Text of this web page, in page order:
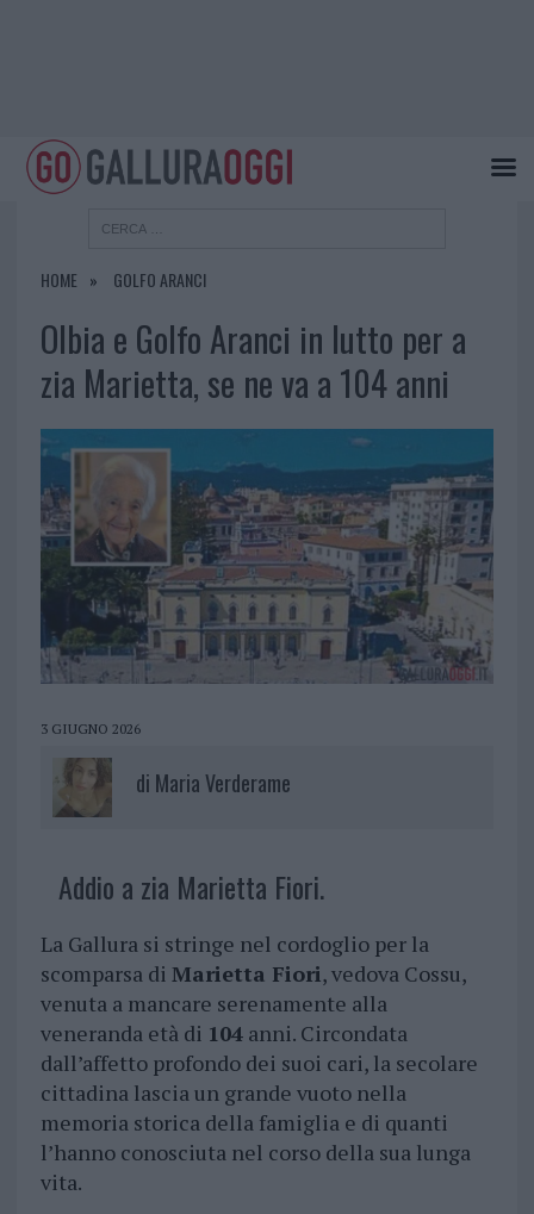
HOME GOLFO ARANCI
Olbia e Golfo Aranci in lutto per a
zia Marietta, se ne va a 104 anni
3 GIUGNO 2026
di Maria Verderame
Addio a zia Marietta Fiori.
La Gallura si stringe nel cordoglio per la
scomparsa di Marietta Fiori, vedova Cossu,
venuta a mancare serenamente alla
veneranda età di 104anni. Circondata
dall’affetto profondo dei suoi cari, la secolare
cittadina lascia un grande vuoto nella
memoria storica della famiglia e di quanti
l’hanno conosciuta nel corso della sua lunga
vita.